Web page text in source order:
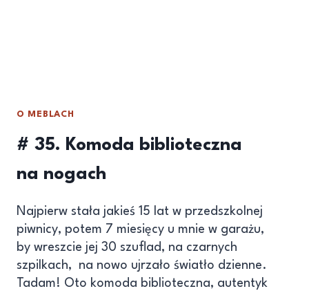
O MEBLACH
# 35. Komoda biblioteczna
na nogach
Najpierw stała jakieś 15 lat w przedszkolnej
piwnicy, potem 7 miesięcy u mnie w garażu,
by wreszcie jej 30 szuflad, na czarnych
szpilkach, na nowo ujrzało światło dzienne.
Tadam! Oto komoda biblioteczna, autentyk